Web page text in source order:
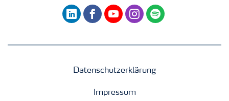
linkedinfacebookyoutubeinstagram
spotify
Datenschutzerklärung
Impressum